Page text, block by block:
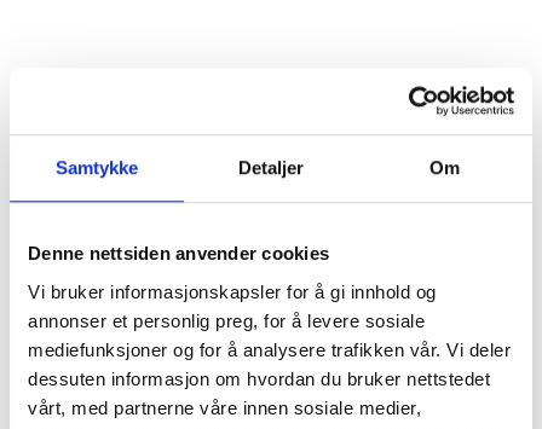
Samtykke Detaljer Om
Denne nettsiden anvender cookies
Vi bruker informasjonskapsler for å gi innhold og
annonser et personlig preg, for å levere sosiale
mediefunksjoner og for å analysere trafikken vår. Vi deler
dessuten informasjon om hvordan du bruker nettstedet
vårt, med partnerne våre innen sosiale medier,
Hva setter du størst pris på med Plorea?